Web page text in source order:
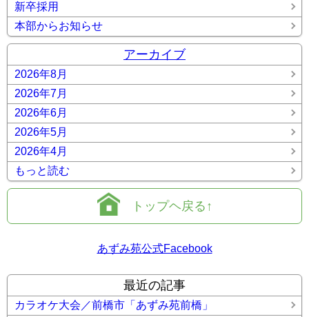
新卒採用
本部からお知らせ
アーカイブ
2026年8月
2026年7月
2026年6月
2026年5月
2026年4月
もっと読む
トップヘ戻る↑
あずみ苑公式Facebook
最近の記事
カラオケ大会／前橋市「あずみ苑前橋」